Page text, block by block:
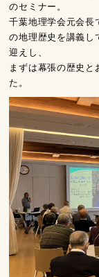
のセミナー。
千葉地理学会元会長
の地理歴史を講義し
迎えし、
まずは幕張の歴史と
た。